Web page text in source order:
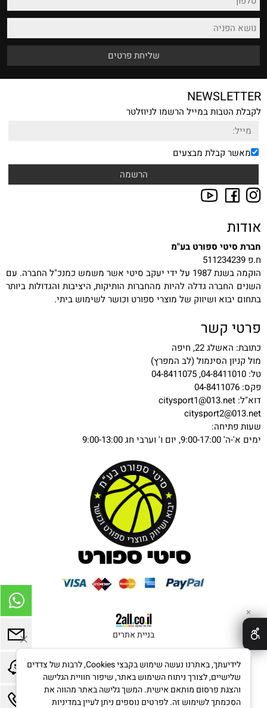
NEWSLETTER
לקבלת הטבות במייל הרשמו לניוזלטר
מאשר קבלת מבצעים
אודות
חברת סיטי ספורט בע"מ
ח.פ 511234239
הוקמה בשנת 1987 על ידי יעקב סיטי אשר משמש כמנכ"ל החברה. עם
השנים החברה גדלה להיות מהחברות הותיקות, היציבות והגדולות ביותר
בתחום יבוא ושיווק של מוצרי ספורט וכושר לשימוש ביתי.
פרטי קשר
כתובת: האשלג 22, חיפה
מול קניון הסינמול (לב המפרץ)
טל: 04-8411010, 04-8411075
פקס: 04-8411076
דוא"ל: citysport1@013.net
citysport2@013.net
שעות פתיחה:
ימים א'-ה' 9:00-17:00, יום ו' וערבי חג 9:00-13:00
בניית אתרים
✕
לידיעתך, באתרנו נעשה שימוש בקבצי Cookies, לרבות של צדדים
שלישיים, לצורך ניתוח השימוש באתר, שיפור חוויית הגלישה
והצגת פרסום מותאם אישית. המשך גלישה באתר מהווה את
הסכמתך לשימוש זה. לפרטים נוספים ניתן לעיין במדיניות